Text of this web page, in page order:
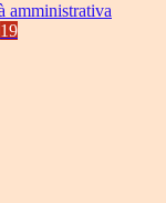
amministrativa
19